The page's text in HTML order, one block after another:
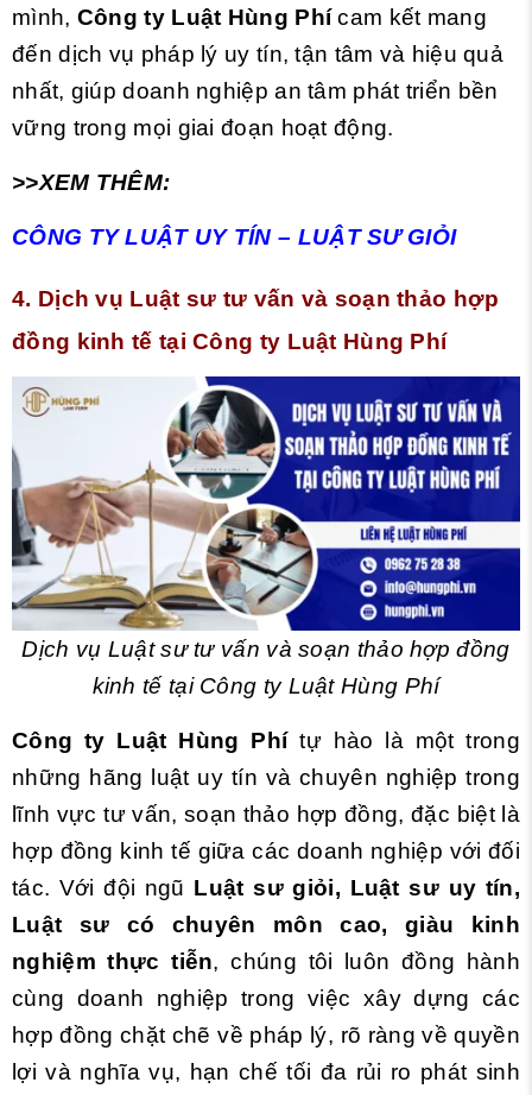
mình, Công ty Luật Hùng Phícam kết mang
đến dịch vụ pháp lý uy tín, tận tâm và hiệu quả
nhất, giúp doanh nghiệp an tâm phát triển bền
vững trong mọi giai đoạn hoạt động.
>>XEM THÊM:
CÔNG TY LUẬT UY TÍN – LUẬT SƯ GIỎI
4. Dịch vụ Luật sư tư vấn và soạn thảo hợp
đồng kinh tế tại Công ty Luật Hùng Phí
Dịch vụ Luật sư tư vấn và soạn thảo hợp đồng
kinh tế tại Công ty Luật Hùng Phí
Công ty Luật Hùng Phítự hào là một trong
những hãng luật uy tín và chuyên nghiệp trong
lĩnh vực tư vấn, soạn thảo hợp đồng, đặc biệt là
hợp đồng kinh tế giữa các doanh nghiệp với đối
tác. Với đội ngũ Luật sư giỏi, Luật sư uy tín,
Luật sư có chuyên môn cao, giàu kinh
nghiệm thực tiễn, chúng tôi luôn đồng hành
cùng doanh nghiệp trong việc xây dựng các
hợp đồng chặt chẽ về pháp lý, rõ ràng về quyền
lợi và nghĩa vụ, hạn chế tối đa rủi ro phát sinh